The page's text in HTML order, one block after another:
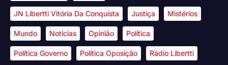
JN Libertti Vitória Da Conquista Justiça Mistérios
Mundo Notícias Opinião Política
Política Governo Política Oposição Rádio Libertti